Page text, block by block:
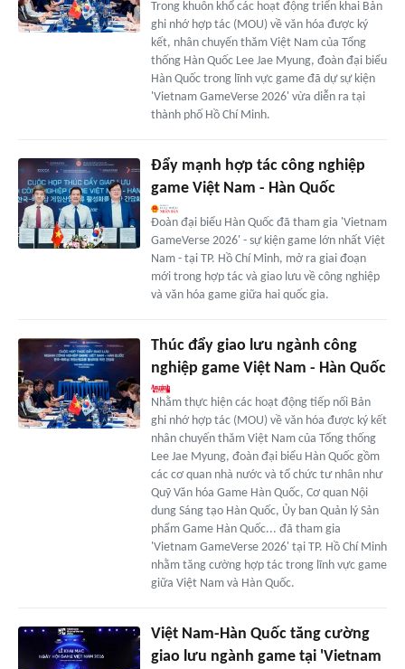
Trong khuôn khổ các hoạt động triển khai Bản
ghi nhớ hợp tác (MOU) về văn hóa được ký
kết, nhân chuyến thăm Việt Nam của Tổng
thống Hàn Quốc Lee Jae Myung, đoàn đại biểu
Hàn Quốc trong lĩnh vực game đã dự sự kiện
'Vietnam GameVerse 2026' vừa diễn ra tại
thành phố Hồ Chí Minh.
Đẩy mạnh hợp tác công nghiệp
game Việt Nam - Hàn Quốc
Đoàn đại biểu Hàn Quốc đã tham gia 'Vietnam
GameVerse 2026' - sự kiện game lớn nhất Việt
Nam - tại TP. Hồ Chí Minh, mở ra giai đoạn
mới trong hợp tác và giao lưu về công nghiệp
và văn hóa game giữa hai quốc gia.
Thúc đẩy giao lưu ngành công
nghiệp game Việt Nam - Hàn Quốc
Nhằm thực hiện các hoạt động tiếp nối Bản
ghi nhớ hợp tác (MOU) về văn hóa được ký kết
nhân chuyến thăm Việt Nam của Tổng thống
Lee Jae Myung, đoàn đại biểu Hàn Quốc gồm
các cơ quan nhà nước và tổ chức tư nhân như
Quỹ Văn hóa Game Hàn Quốc, Cơ quan Nội
dung Sáng tạo Hàn Quốc, Ủy ban Quản lý Sản
phẩm Game Hàn Quốc... đã tham gia
'Vietnam GameVerse 2026' tại TP. Hồ Chí Minh
nhằm tăng cường hợp tác trong lĩnh vực game
giữa Việt Nam và Hàn Quốc.
Việt Nam-Hàn Quốc tăng cường
giao lưu ngành game tại 'Vietnam